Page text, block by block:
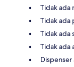
Tidak ada
Tidak ada
Tidak ada
Tidak ada
Dispenser